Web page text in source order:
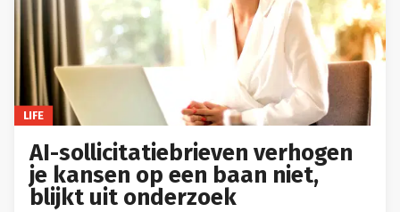
LIFE
AI-sollicitatiebrieven verhogen
je kansen op een baan niet,
blijkt uit onderzoek